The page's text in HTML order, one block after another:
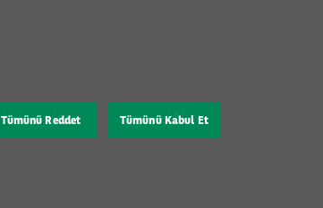
Tümünü Reddet Tümünü Kabul Et